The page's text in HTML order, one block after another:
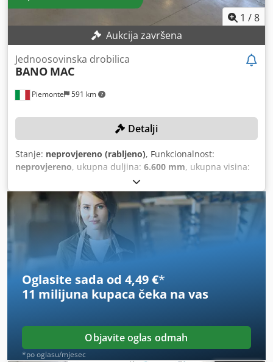
1 /8
Aukcija završena
Piemonte 591 km
Jednoosovinska drobilica
BANO MAC
Detalji
Stanje: neprovjereno (rabljeno), Funkcionalnost:
neprovjereno, ukupna duljina: 6.600 mm, ukupna visina:
2.150 mm
KS), TEHNIČKI DETALJI Duljina usipnog prostora: 2.900 mm
Širina usipnog prostora: 1.400 mm DETALJI STROJA
Dimenzije Ukupna duljina: 6.600 mm Ukupna širina: 2.150
mm Ukupna visina: 2.550 mm Snaga motora rezne osovine:
37 kW Dkedpfxeyq Izij Agper Ukupna priključna snaga: 48
kW Stroj se prodaje i isporučuje u stvarnom i pravnom
tehničke/komercijalne dokumentacije opisnog karaktera.
Kupac ima pravo pregledati robu prije preuzimanja te
Oglasite sada od 4,49 €*
11 milijuna kupaca čeka na vas
Objavite oglas odmah
*po oglasu/mjesec